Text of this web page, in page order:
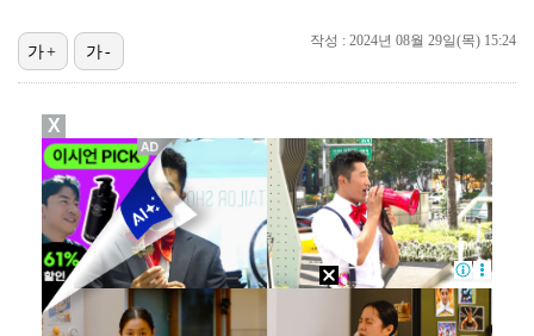
'첫 승 도전' 장은수 "우승 의식하기보다 내 플레이에…
박지민 아나운서 "발리까지 갔는데…'피의 게임2' 출연…
"언론사 대표·국회의원도"…최연청, 판사 남편까지 화려…
한국 남자배구, 중국 3-0 완파하고 동아시아선수권 결…
'서명관·야고 연속골' 울산, 동해안 더비서 포항 제압…
작성 : 2024년 08월 29일(목) 15:24
가+ 가-
X